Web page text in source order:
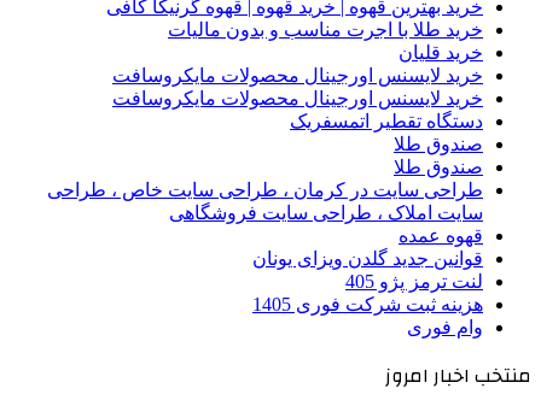
خرید بهترین قهوه | خرید قهوه | قهوه گرنیکا کافی
خرید طلا با اجرت مناسب و بدون مالیات
خرید قلیان
خرید لایسنس اورجینال محصولات مایکروسافت
خرید لایسنس اورجینال محصولات مایکروسافت
دستگاه تقطیر اتمسفریک
صندوق طلا
صندوق طلا
طراحی سایت در کرمان ، طراحی سایت خاص ، طراحی
سایت املاک ، طراحی سایت فروشگاهی
قهوه عمده
قوانین جدید گلدن ویزای یونان
لنت ترمز پژو 405
هزینه ثبت شرکت فوری 1405
وام فوری
منتخب اخبار امروز